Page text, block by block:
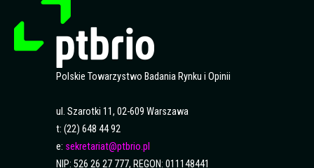
Polskie Towarzystwo Badania Rynku i Opinii
ul. Szarotki 11, 02-609 Warszawa
t: (22) 648 44 92
e: sekretariat@ptbrio.pl
NIP: 526 26 27 777, REGON: 011148441